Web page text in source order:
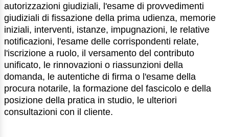
autorizzazioni giudiziali, l'esame di provvedimenti
giudiziali di fissazione della prima udienza, memorie
iniziali, interventi, istanze, impugnazioni, le relative
notificazioni, l'esame delle corrispondenti relate,
l'iscrizione a ruolo, il versamento del contributo
unificato, le rinnovazioni o riassunzioni della
domanda, le autentiche di firma o l'esame della
procura notarile, la formazione del fascicolo e della
posizione della pratica in studio, le ulteriori
consultazioni con il cliente.